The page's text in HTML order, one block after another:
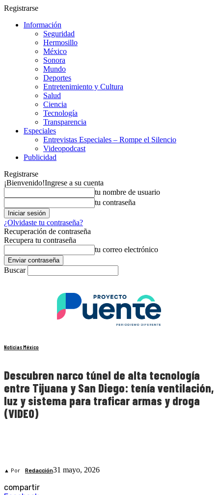
Registrarse
Información
Seguridad
Hermosillo
México
Sonora
Mundo
Deportes
Entretenimiento y Cultura
Salud
Ciencia
Tecnología
Transparencia
Especiales
Entrevistas Especiales – Rompe el Silencio
Videopodcast
Publicidad
Registrarse
¡Bienvenido!Ingrese a su cuenta
tu nombre de usuario
tu contraseña
¿Olvidaste tu contraseña?
Recuperación de contraseña
Recupera tu contraseña
tu correo electrónico
Buscar
Noticias México
Descubren narco túnel de alta tecnología
entre Tijuana y San Diego: tenía ventilación,
luz y sistema para traficar armas y droga
(VIDEO)
▲ Por Redacción31 mayo, 2026
compartir